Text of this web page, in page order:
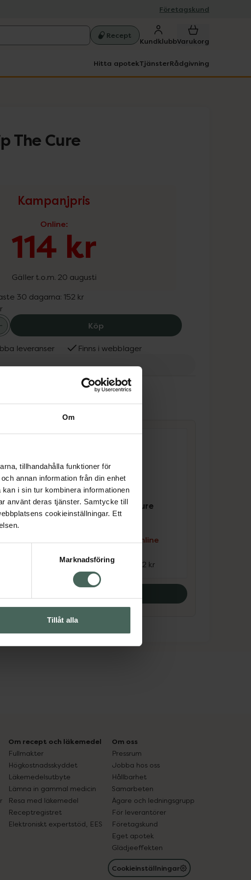
Om
tillhandahålla funktioner för
annan information från din enhet
i sin tur kombinera informationen
använt deras tjänster. Samtycke till
cookieinställningar. Ett
Marknadsföring
Tillåt alla
Företagskund
Recept
KundklubbVarukorg
Hitta apotekTjänsterRådgivning
The Cure
Kampanjpris
Online:
114 kr
Gäller t.o.m. 20 augusti
30 dagarna: 152 kr
Köp Löwengrip The Cure, 114 kr.
leveranser Finns i webblager
Cure
ml
4.4 av 5 i omdöme
Löwengrip The Cure
Balsam 200 ml
Kampanjpris online
Tidigare pris: 152 kr
Om recept och läkemedel
Fullmakter
Högkostnadsskyddet
Läkemedelsutbyte
Lämna in gammal medicin
Resa med läkemedel
Receptregistret
Elektroniskt expertstöd, EES
Om oss
Pressrum
Jobba hos oss
Hållbarhet
Samarbeten
Ägare och ledningsgrupp
För leverantörer
Företagskund
Eget apotek
Glädjeeffekten
Cookieinställningar